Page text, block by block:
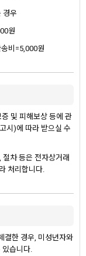
경우
원
비=5,000원
및 피해보상 등에 관
시)에 따라 받으실 수
차 등은 전자상거래
처리합니다.
결한 경우, 미성년자와
습니다.